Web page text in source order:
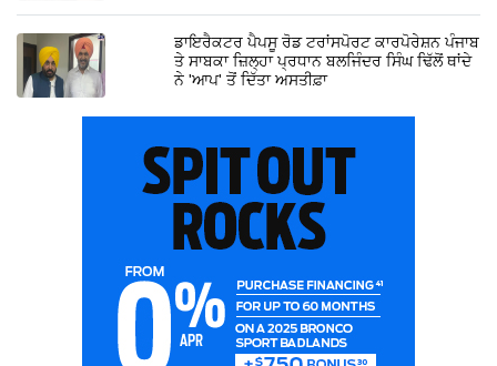
ਡਾਇਰੈਕਟਰ ਪੈਪਸੂ ਰੋਡ ਟਰਾਂਸਪੋਰਟ ਕਾਰਪੋਰੇਸ਼ਨ ਪੰਜਾਬ
ਤੇ ਸਾਬਕਾ ਜ਼ਿਲ੍ਹਾ ਪ੍ਰਧਾਨ ਬਲਜਿੰਦਰ ਸਿੰਘ ਢਿੱਲੋਂ ਥਾਂਦੇ
ਨੇ 'ਆਪ' ਤੋਂ ਦਿੱਤਾ ਅਸਤੀਫ਼ਾ